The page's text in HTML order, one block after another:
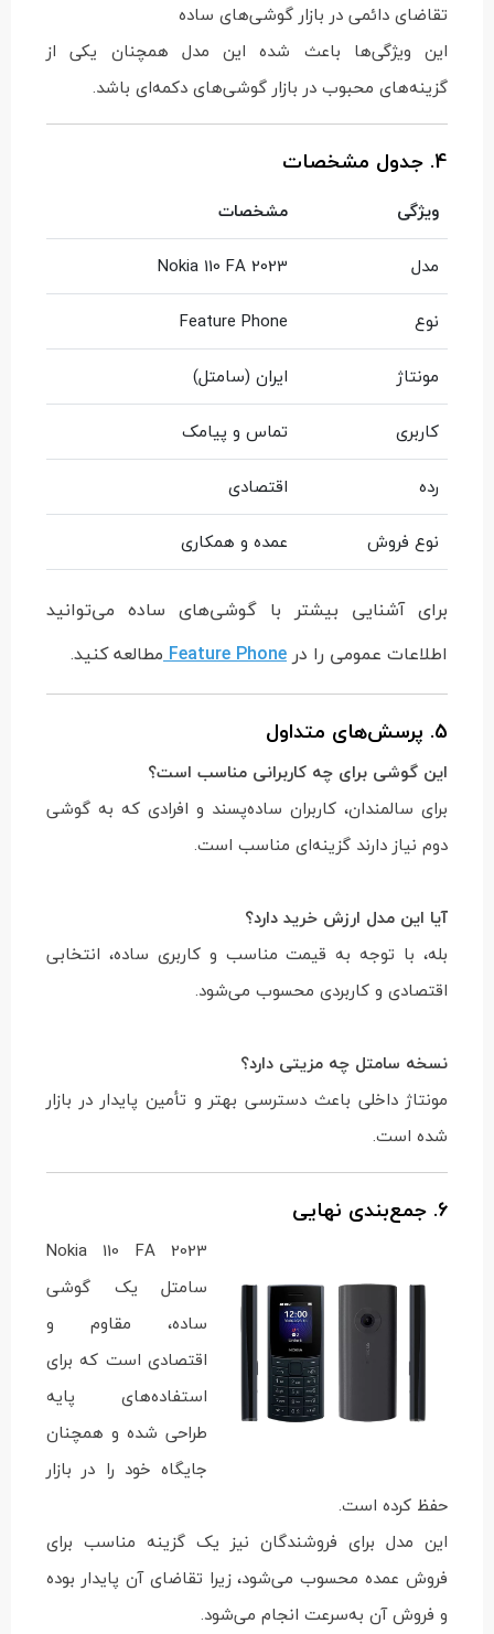
تقاضای دائمی در بازار گوشی‌های ساده
این ویژگی‌ها باعث شده این مدل همچنان یکی از
گزینه‌های محبوب در بازار گوشی‌های دکمه‌ای باشد.
4. جدول مشخصات
ویژگی
مشخصات
مدل
Nokia 110 FA 2023
نوع
Feature Phone
مونتاژ
ایران (سامتل)
کاربری
تماس و پیامک
رده
اقتصادی
نوع فروش
عمده و همکاری
برای آشنایی بیشتر با گوشی‌های ساده می‌توانید
اطلاعات عمومی را در Feature Phone مطالعه کنید.
5. پرسش‌های متداول
این گوشی برای چه کاربرانی مناسب است؟
برای سالمندان، کاربران ساده‌پسند و افرادی که به گوشی
دوم نیاز دارند گزینه‌ای مناسب است.
آیا این مدل ارزش خرید دارد؟
بله، با توجه به قیمت مناسب و کاربری ساده، انتخابی
اقتصادی و کاربردی محسوب می‌شود.
نسخه سامتل چه مزیتی دارد؟
مونتاژ داخلی باعث دسترسی بهتر و تأمین پایدار در بازار
شده است.
6. جمع‌بندی نهایی
Nokia 110 FA 2023
سامتل یک گوشی
ساده، مقاوم و
اقتصادی است که برای
استفاده‌های پایه
طراحی شده و همچنان
جایگاه خود را در بازار
حفظ کرده است.
این مدل برای فروشندگان نیز یک گزینه مناسب برای
فروش عمده محسوب می‌شود، زیرا تقاضای آن پایدار بوده
و فروش آن به‌سرعت انجام می‌شود.